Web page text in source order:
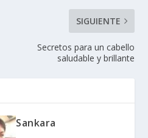
SIGUIENTE
Secretos para un cabello
saludable y brillante
Sankara